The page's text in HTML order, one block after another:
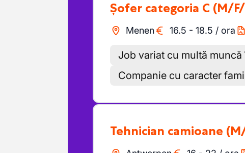
Șofer categoria C (M/
Menen 16.5 - 18.5 / ora
Job variat cu multă muncă
Companie cu caracter
Tehnician camioane